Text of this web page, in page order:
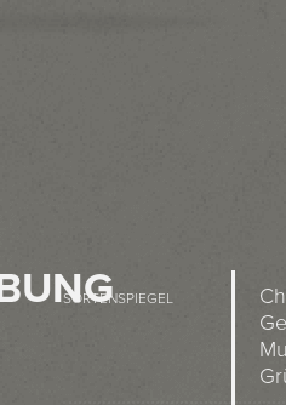
SORTENSPIEGEL